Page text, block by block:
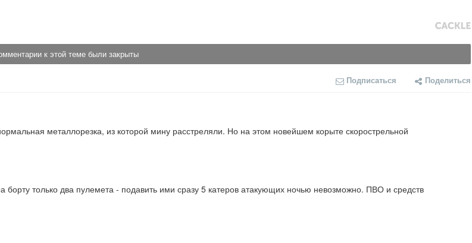
к этой теме были закрыты
Подписаться Поделиться
металлорезка, из которой мину расстреляли. Но на этом новейшем корыте скорострельной
только два пулемета - подавить ими сразу 5 катеров атакующих ночью невозможно. ПВО и средств